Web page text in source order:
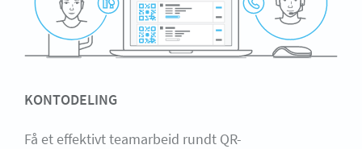
KONTODELING
Få et effektivt teamarbeid rundt QR-